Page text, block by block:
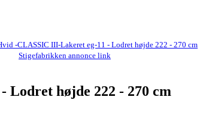
-CLASSIC III-Lakeret eg-11 - Lodret højde 222 - 270 cm
Stigefabrikken annonce link
højde 222 - 270 cm